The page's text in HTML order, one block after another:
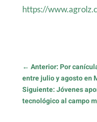
https://
← Anterior: Por
entre julio y agosto en
Siguiente: Jóvenes
tecnológico al campo